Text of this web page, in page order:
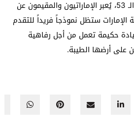
وفي هذا اليوم الوطني الـ 53، يُعبر الإماراتيون والمقيمون عن
ستظل نموذجاً فريداً للتقدم
حكيمة تعمل من أجل رفاهية
على أرضها الطيبة.